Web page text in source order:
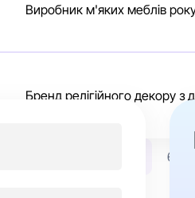
Виробник м'яких меблів
Бренд релігійного декору з
6